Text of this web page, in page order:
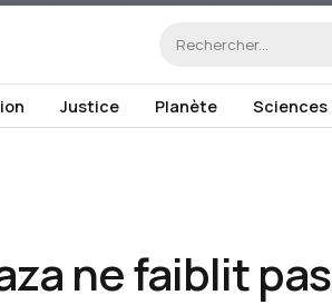
Justice Planète Sciences
ne faiblit pas